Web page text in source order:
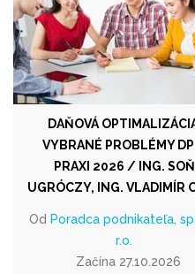
DAŇOVÁ
VYBRANÉ PROBLÉMY
PRAXI 2026 / ING.
UGRÓCZY, ING. VLADIMÍR
Od Poradca podnikateľa,
r.o.
Začína 27.10.2026